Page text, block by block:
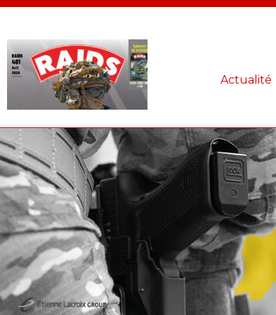
Actualité
Panneau de gestion des cookies